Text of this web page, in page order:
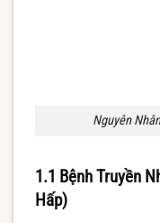
Nguyên
1.1 Bệnh Truyền
Hấp)